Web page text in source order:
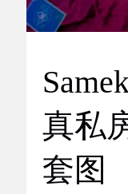
真私
套图